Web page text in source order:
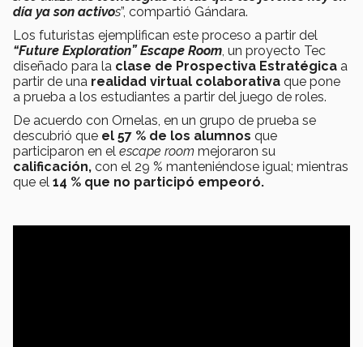
día ya son activos”, compartió Gándara.
Los futuristas ejemplifican este proceso a partir del
“Future Exploration” Escape Room , un proyecto Tec
diseñado para la clase de Prospectiva Estratégica a
partir de una realidad virtual colaborativa que pone
a prueba a los estudiantes a partir del juego de roles.
De acuerdo con Ornelas, en un grupo de prueba se
descubrió que el 57 % de los alumnos que
participaron en el escape room mejoraron su
calificación, con el 29 % manteniéndose igual; mientras
que el 14 % que no participó empeoró.